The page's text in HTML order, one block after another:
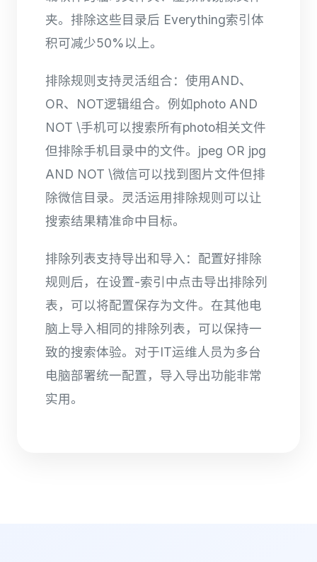
夹。排除这些目录后 Everything索引体
积可减少50%以上。
排除规则支持灵活组合：使用AND、
OR、NOT逻辑组合。例如photo AND
NOT \手机可以搜索所有photo相关文件
但排除手机目录中的文件。jpeg OR jpg
AND NOT \微信可以找到图片文件但排
除微信目录。灵活运用排除规则可以让
搜索结果精准命中目标。
排除列表支持导出和导入：配置好排除
规则后，在设置-索引中点击导出排除列
表，可以将配置保存为文件。在其他电
脑上导入相同的排除列表，可以保持一
致的搜索体验。对于IT运维人员为多台
电脑部署统一配置，导入导出功能非常
实用。